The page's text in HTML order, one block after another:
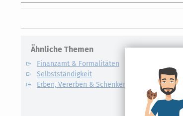
Ähnliche Themen
Finanzamt & Formalitäten
Selbstständigkeit
Erben, Vererben & Schenken